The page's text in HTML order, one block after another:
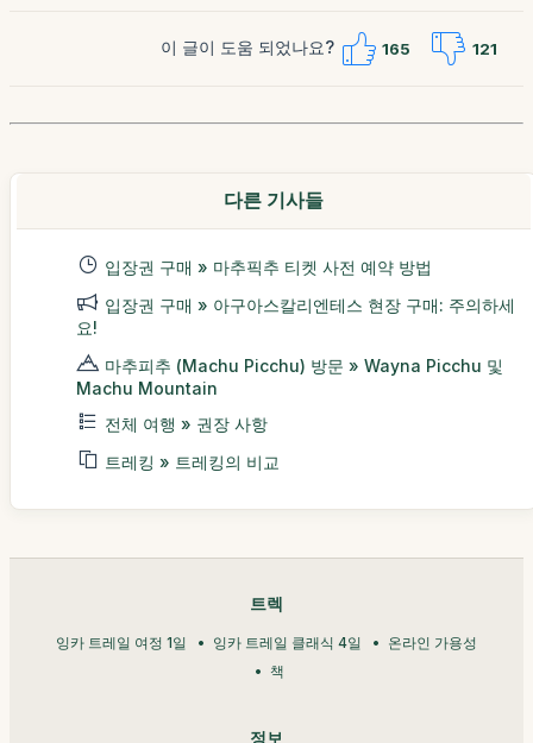
이 글이 도움 되었나요? 165 121
다른 기사들
입장권 구매 » 마추픽추 티켓 사전 예약 방법
입장권 구매 » 아구아스칼리엔테스 현장 구매: 주의하세
요!
마추피추 (Machu Picchu) 방문 » Wayna Picchu 및
Machu Mountain
전체 여행 » 권장 사항
트레킹 » 트레킹의 비교
트렉
잉카 트레일 여정 1일 잉카 트레일 클래식 4일
온라인 가용성
책
정보